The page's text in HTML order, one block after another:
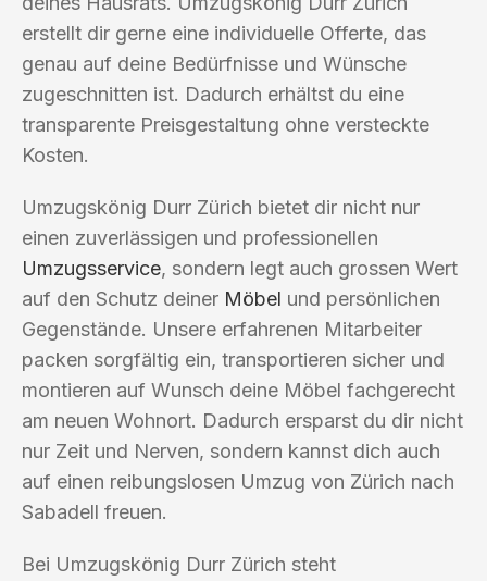
erstellt dir gerne eine individuelle Offerte, das
genau auf deine Bedürfnisse und Wünsche
zugeschnitten ist. Dadurch erhältst du eine
transparente Preisgestaltung ohne versteckte
Kosten.
Umzugskönig Durr Zürich bietet dir nicht nur
einen zuverlässigen und professionellen
Umzugsservice, sondern legt auch grossen Wert
auf den Schutz deiner Möbel und persönlichen
Gegenstände. Unsere erfahrenen Mitarbeiter
packen sorgfältig ein, transportieren sicher und
montieren auf Wunsch deine Möbel fachgerecht
am neuen Wohnort. Dadurch ersparst du dir nicht
nur Zeit und Nerven, sondern kannst dich auch
auf einen reibungslosen Umzug von Zürich nach
Sabadell freuen.
Bei Umzugskönig Durr Zürich steht